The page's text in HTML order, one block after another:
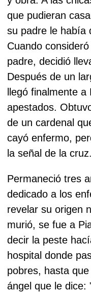
que pudieran
su padre le había
Cuando
padre, decidió
Después de un
llegó finalmente
apestados.
de un cardenal
cayó enfermo,
la señal de la cruz.
Permaneció tres
dedicado a los
revelar su origen
murió, se fue a
decir la peste
hospital donde
pobres, hasta
ángel que le dice: